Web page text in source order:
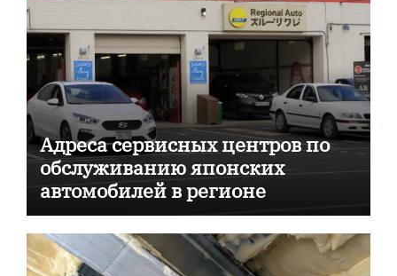
Адреса сервисных центров по
обслуживанию японских
автомобилей в регионе